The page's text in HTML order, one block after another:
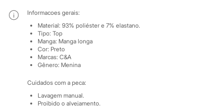
Marcas
City
Clock House
Mindset
Sawary
Yessica
Moda esportiva
Blusas
Calçados
Leggings
Informacoes gerais:
Material: 93% poliéster e 7% elastano.
Tipo: Top
Manga: Manga longa
Cor: Preto
Marcas: C&A
Gênero: Menina
Cuidados com a peca:
Lavagem manual.
Proibido o alvejamento.